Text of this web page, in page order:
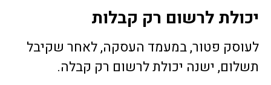
יכולת לרשום רק קבלות
לעוסק פטור, במעמד העסקה, לאחר שקיבל
תשלום, ישנה יכולת לרשום רק קבלה.